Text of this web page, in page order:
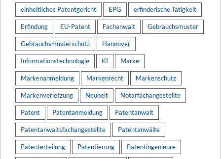
einheitliches Patentgericht EPG erfinderische Tätigkeit
Erfindung EU-Patent Fachanwalt Gebrauchsmuster
Gebrauchsmusterschutz Hannover
Informationstechnologie KI Marke
Markenanmeldung Markenrecht Markenschutz
Markenverletzung Neuheit Notarfachangestellte
Patent Patentanmeldung Patentanwalt
Patentanwaltsfachangestellte Patentanwälte
Patenterteilung Patentierung Patentingenieure